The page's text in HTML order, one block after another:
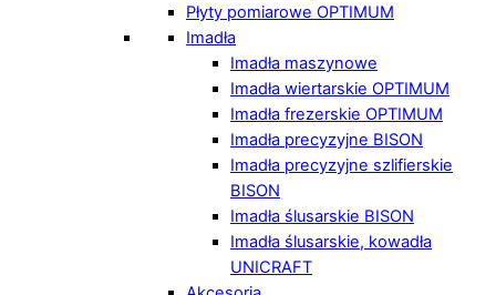
Płyty pomiarowe OPTIMUM
Imadła
Imadła maszynowe
Imadła wiertarskie OPTIMUM
Imadła frezerskie OPTIMUM
Imadła precyzyjne BISON
Imadła precyzyjne szlifierskie
BISON
Imadła ślusarskie BISON
Imadła ślusarskie, kowadła
UNICRAFT